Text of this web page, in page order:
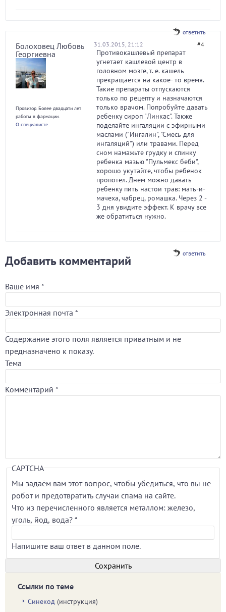
ответить
Болоховец Любовь
Георгиевна
Провизор. Более двадцати лет
работы в фармации.
О специалисте
31.03.2015, 21:12 #4
Противокашлевый препарат
угнетает кашлевой центр в
головном мозге, т. е. кашель
прекращается на какое- то время.
Такие препараты отпускаются
только по рецепту и назначаются
только врачом. Попробуйте давать
ребенку сироп "Линкас". Также
поделайте ингаляции с эфирными
маслами ("Ингалин", "Смесь для
ингаляций") или травами. Перед
сном намажьте грудку и спинку
ребенка мазью "Пульмекс беби",
хорошо укутайте, чтобы ребенок
пропотел. Днем можно давать
ребенку пить настои трав: мать-и-
мачеха, чабрец, ромашка. Через 2 -
3 дня увидите эффект. К врачу все
же обратиться нужно.
ответить
Добавить комментарий
Ваше имя *
Электронная почта *
Содержание этого поля является приватным и не
предназначено к показу.
Тема
Комментарий *
CAPTCHA
Мы задаём вам этот вопрос, чтобы убедиться, что вы не
робот и предотвратить случаи спама на сайте.
Что из перечисленного является металлом: железо,
уголь, йод, вода? *
Напишите ваш ответ в данном поле.
Ссылки по теме
Синекод (инструкция)